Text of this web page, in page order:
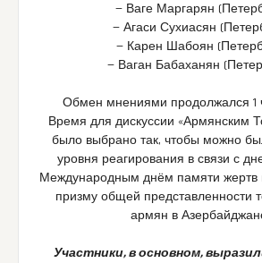
— Ваге Маргарян
— Агаси Сухиасян
— Карен Шабоян
— Ваган Бабаханян
Обмен мнениями продолжался 1
Время для дискуссии «Армянским
было выбрано так, чтобы можно
уровня реагирования в связи с
Международным днём памяти жертв
призму общей представленности
армян в
Участники, в основном,